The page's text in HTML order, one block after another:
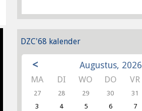
DZC'68 kalender
< Augustus, 2026
MA DI WO DO VR
27 28 29 30 31
3
4 5 6 7